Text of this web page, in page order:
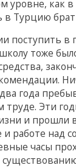
уровне, как
в Турцию
поступить в
тоже
года
труде. Эти
и прошли
работе над
часы